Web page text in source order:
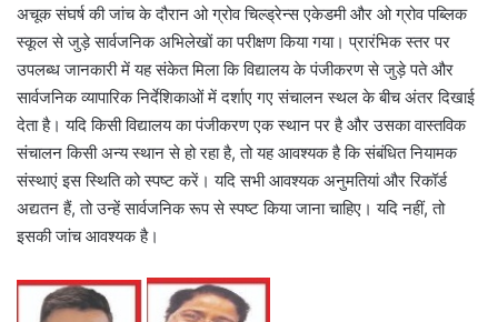
अचूक संघर्ष की जांच के दौरान ओ ग्रोव चिल्ड्रेन्स एकेडमी और ओ ग्रोव पब्लिक
स्कूल से जुड़े सार्वजनिक अभिलेखों का परीक्षण किया गया। प्रारंभिक स्तर पर
उपलब्ध जानकारी में यह संकेत मिला कि विद्यालय के पंजीकरण से जुड़े पते और
सार्वजनिक व्यापारिक निर्देशिकाओं में दर्शाए गए संचालन स्थल के बीच अंतर दिखाई
देता है। यदि किसी विद्यालय का पंजीकरण एक स्थान पर है और उसका वास्तविक
संचालन किसी अन्य स्थान से हो रहा है, तो यह आवश्यक है कि संबंधित नियामक
संस्थाएं इस स्थिति को स्पष्ट करें। यदि सभी आवश्यक अनुमतियां और रिकॉर्ड
अद्यतन हैं, तो उन्हें सार्वजनिक रूप से स्पष्ट किया जाना चाहिए। यदि नहीं, तो
इसकी जांच आवश्यक है।